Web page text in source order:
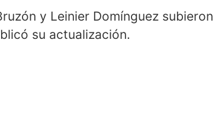
y Leinier Domínguez
su actualización.